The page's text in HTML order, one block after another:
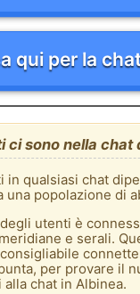
qui per la
ci sono nella chat
in qualsiasi chat
una popolazione di
utenti è
e serali.
per provare il
chat in Albinea.